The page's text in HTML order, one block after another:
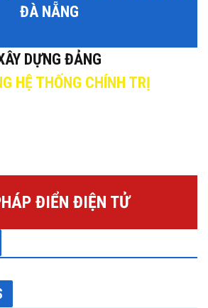
ĐÀ NẴNG
DỰNG ĐẢNG
HỆ THỐNG CHÍNH TRỊ
ĐIỂN ĐIỆN TỬ